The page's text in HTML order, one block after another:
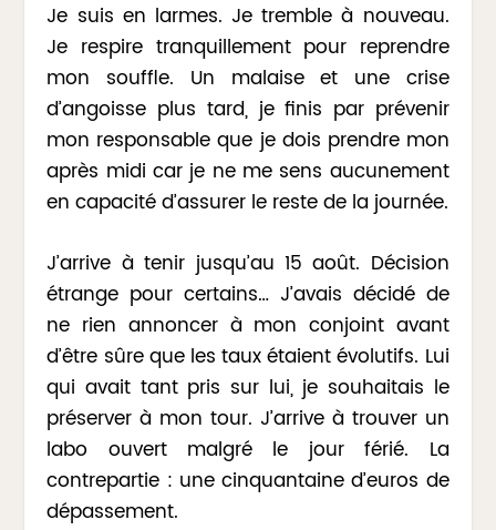
Je suis en larmes. Je tremble à nouveau.
Je respire tranquillement pour reprendre
mon souffle. Un malaise et une crise
d’angoisse plus tard, je finis par prévenir
mon responsable que je dois prendre mon
après midi car je ne me sens aucunement
en capacité d’assurer le reste de la journée.
J’arrive à tenir jusqu’au 15 août. Décision
étrange pour certains… J’avais décidé de
ne rien annoncer à mon conjoint avant
d’être sûre que les taux étaient évolutifs. Lui
qui avait tant pris sur lui, je souhaitais le
préserver à mon tour. J’arrive à trouver un
labo ouvert malgré le jour férié. La
contrepartie : une cinquantaine d’euros de
dépassement.